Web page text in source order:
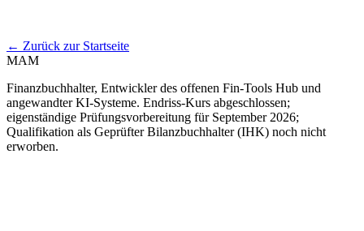
← Zurück zur Startseite
MAM
Finanzbuchhalter, Entwickler des offenen Fin-Tools Hub und
angewandter KI-Systeme. Endriss-Kurs abgeschlossen;
eigenständige Prüfungsvorbereitung für September 2026;
Qualifikation als Geprüfter Bilanzbuchhalter (IHK) noch nicht
erworben.